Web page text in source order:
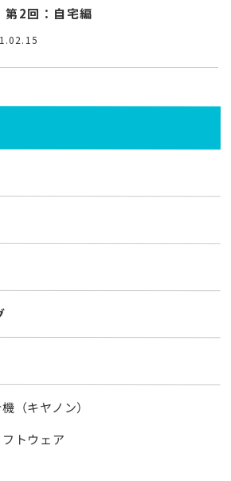
第2回：自宅編
（キヤノン）
トウェア